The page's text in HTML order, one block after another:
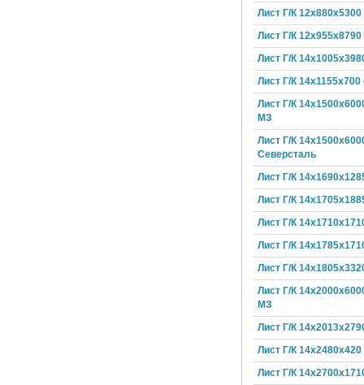
Лист Г/К 12х880х5300
Лист Г/К 12х955х8790
Лист Г/К
Лист Г/К 14х1155х700
Лист Г/К
МЗ
Лист Г/К
Северсталь
Лист Г/К
Лист Г/К
Лист Г/К
Лист Г/К
Лист Г/К
Лист Г/К
МЗ
Лист Г/К
Лист Г/К 14х2480х420
Лист Г/К